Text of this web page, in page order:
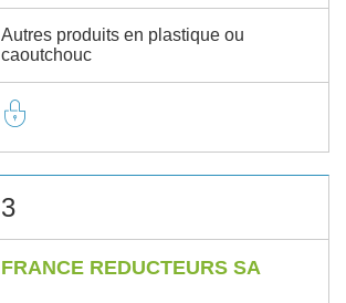
Autres produits en plastique ou
caoutchouc
3
FRANCE REDUCTEURS SA